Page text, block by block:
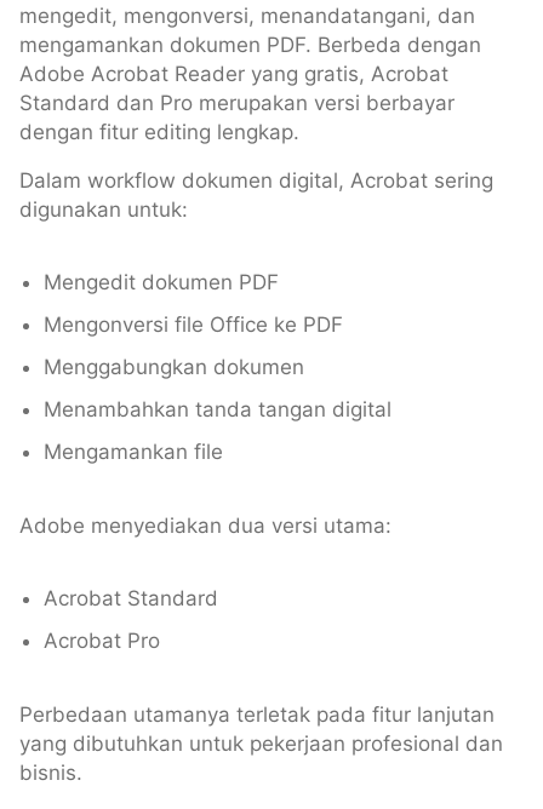
mengedit, mengonversi, menandatangani, dan
mengamankan dokumen PDF. Berbeda dengan
Adobe Acrobat Reader yang gratis, Acrobat
Standard dan Pro merupakan versi berbayar
dengan fitur editing lengkap.
Dalam workflow dokumen digital, Acrobat sering
digunakan untuk:
Mengedit dokumen PDF
Mengonversi file Office ke PDF
Menggabungkan dokumen
Menambahkan tanda tangan digital
Mengamankan file
Adobe menyediakan dua versi utama:
Acrobat Standard
Acrobat Pro
Perbedaan utamanya terletak pada fitur lanjutan
yang dibutuhkan untuk pekerjaan profesional dan
bisnis.